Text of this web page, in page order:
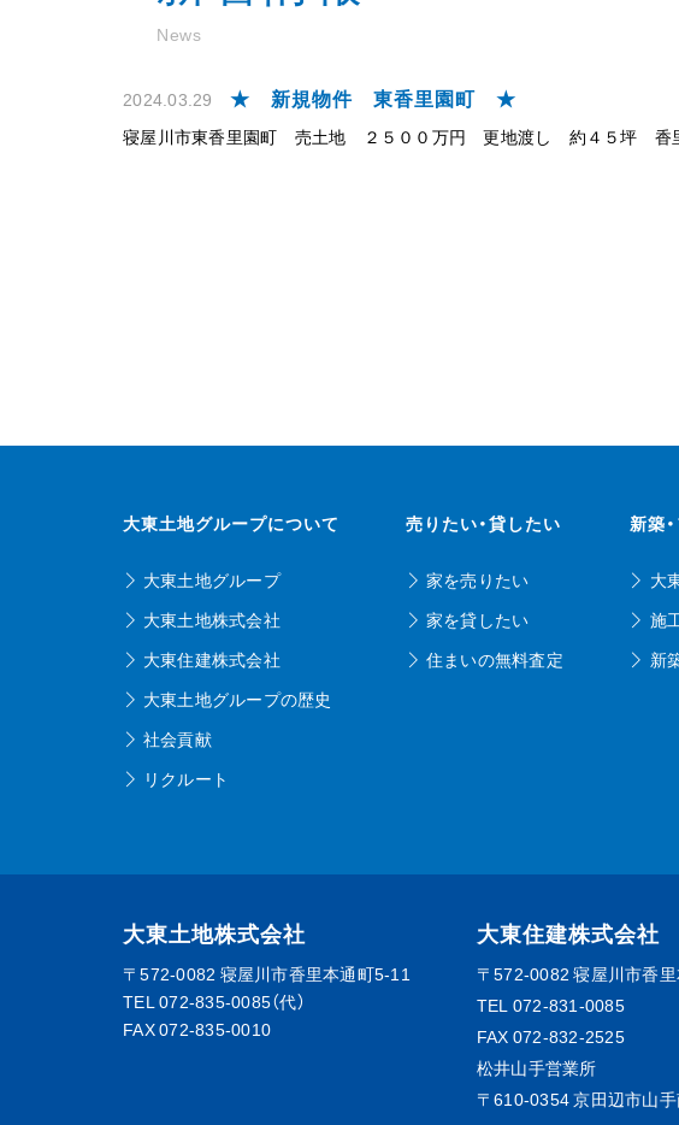
News
2024.03.29 ★ 新規物件 東香里園町 ★
寝屋川市東香里園町 売土地 ２５００万円 更地渡し 約４５坪 香
大東土地グループについて
大東土地グループ
大東土地株式会社
大東住建株式会社
大東土地グループの歴史
社会貢献
リクルート
売りたい・貸したい
家を売りたい
家を貸したい
住まいの無料査定
新築
大
施
新
大東土地株式会社
〒572-0082 寝屋川市香里本通町5-11
TEL072-835-0085（代）
FAX 072-835-0010
大東住建株式会社
〒572-0082寝屋川市香
TEL 072-831-0085
FAX 072-832-2525
松井山手営業所
〒610-0354京田辺市山